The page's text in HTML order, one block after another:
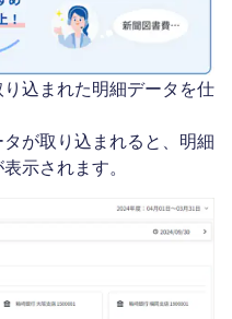
込まれた明細データを仕
が取り込まれると、明細
示されます。